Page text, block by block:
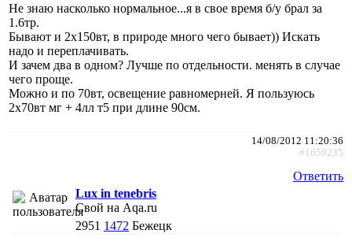
Не знаю насколько нормальное...я в свое время б/у брал за
1.6тр.
Бывают и 2х150вт, в природе много чего бывает)) Искать
надо и переплачивать.
И зачем два в одном? Лучше по отдельности. менять в случае
чего проще.
Можно и по 70вт, освещение равномерней. Я пользуюсь
2х70вт мг + 4лл т5 при длине 90см.
14/08/2012 11:20:36
#1659235
Ответить
Lux in tenebris
Свой на Aqa.ru
2951 1472 Бежецк